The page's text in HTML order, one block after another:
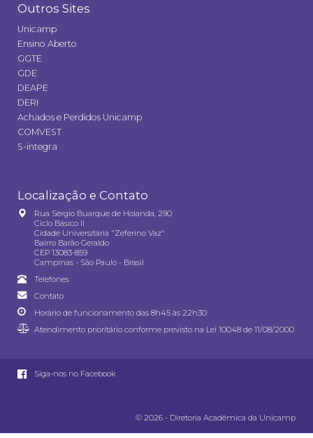
Outros Sites
Unicamp
Ensino Aberto
GGTE
GDE
DEAPE
DERI
Achados e Perdidos Unicamp
COMVEST
S-integra
Localização e Contato
Rua Sérgio Buarque de Holanda, 290
Ciclo Básico II
Cidade Universitária "Zeferino Vaz"
Bairro Barão Geraldo
CEP 13083-859
Campinas - São Paulo - Brasil
Telefones
Contato
Horário de funcionamento das 8h45 às 22h30
Atendimento prioritário conforme previsto na Lei 10048 de 11/08/2000
Siga-nos no Facebook
© 2026 - Diretoria Acadêmica da Unicamp